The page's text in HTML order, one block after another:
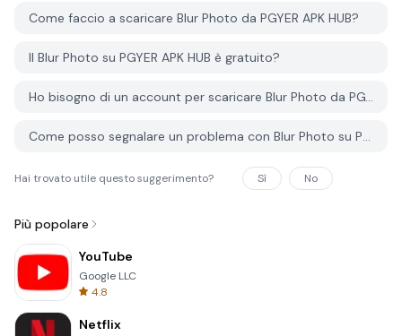
Come faccio a scaricare Blur Photo da PGYER APK HUB?
Il Blur Photo su PGYER APK HUB è gratuito?
Ho bisogno di un account per scaricare Blur Photo da PGYER APK HUB?
Come posso segnalare un problema con Blur Photo su PGYER APK HUB?
Hai trovato utile questo suggerimento? Sì No
Più popolare
YouTube
Google LLC
4.8
Netflix